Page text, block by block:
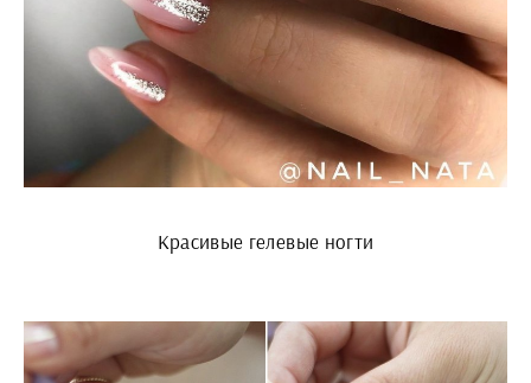
Красивые гелевые ногти